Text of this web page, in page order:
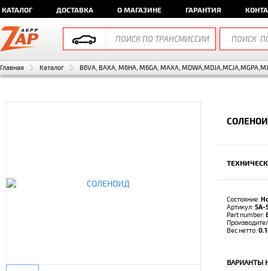
КАТАЛОГ ДОСТАВКА О МАГАЗИНЕ ГАРАНТИЯ
Главная Каталог B6VA, BAXA, M6HA, M6GA, MAXA,
Состояние:
Артикул: 5A-
Part number:
Вес нетто:
ВАРИАНТЫ